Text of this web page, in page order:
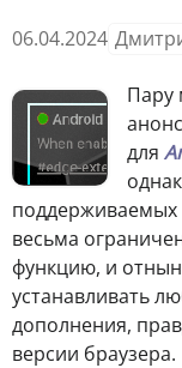
06.04.2024
Пару
для
весьма
функцию, и
устанавливать
дополнения,
версии браузера.